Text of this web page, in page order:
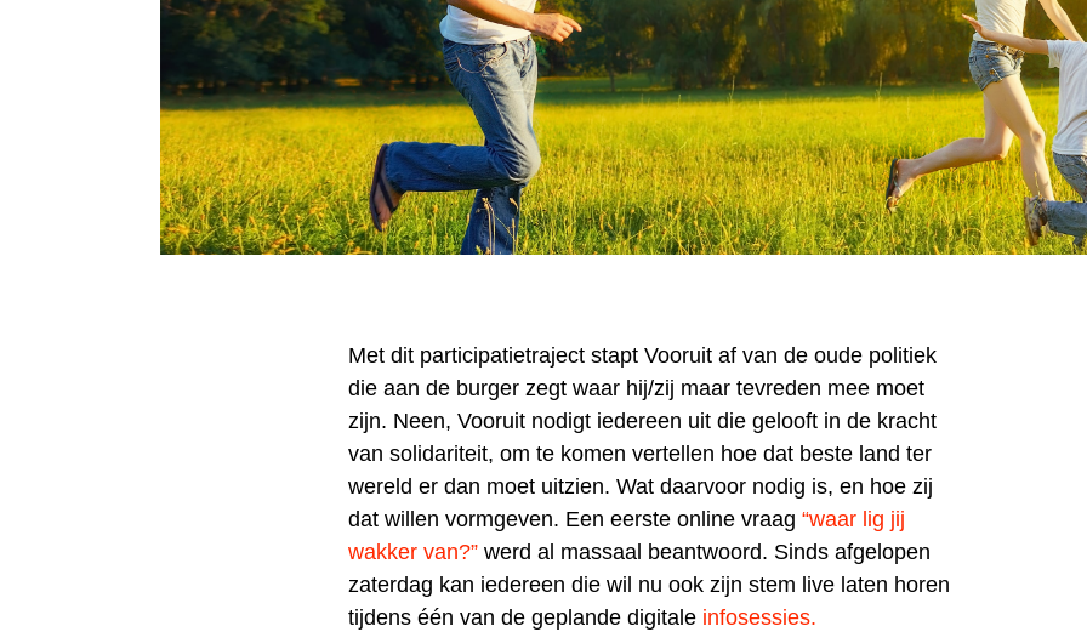
Met dit participatietraject stapt Vooruit af van de oude politiek
die aan de burger zegt waar hij/zij maar tevreden mee moet
zijn. Neen, Vooruit nodigt iedereen uit die gelooft in de kracht
van solidariteit, om te komen vertellen hoe dat beste land ter
wereld er dan moet uitzien. Wat daarvoor nodig is, en hoe zij
dat willen vormgeven. Een eerste online vraag“waar lig jij
wakker van?” werd al massaal beantwoord. Sinds afgelopen
zaterdag kan iedereen die wil nu ook zijn stem live laten horen
tijdens één van de geplande digitale infosessies.